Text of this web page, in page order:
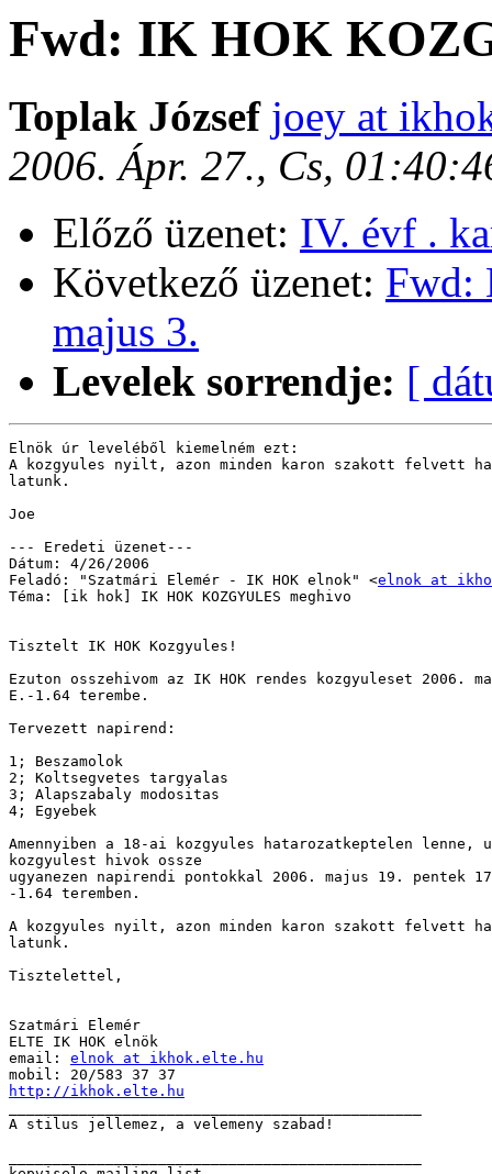
Fwd: IK HOK
Toplak József joey at
2006. Ápr. 27., Cs,
Előző üzenet: IV. évf .
Következő üzenet: Fwd:
majus 3.
Levelek sorrendje: [
Elnök úr leveléből kiemelném ezt:
A kozgyules nyilt, azon minden karon szakott felvett
latunk.
Joe
--- Eredeti üzenet---
Dátum: 4/26/2006
Feladó: "Szatmári Elemér - IK HOK elnok" <elnok at
Téma: [ik hok] IK HOK KOZGYULES meghivo
Tisztelt IK HOK Kozgyules!
Ezuton osszehivom az IK HOK rendes kozgyuleset 2006.
E.-1.64 terembe.
Tervezett napirend:
1; Beszamolok
2; Koltsegvetes targyalas
3; Alapszabaly modositas
4; Egyebek
Amennyiben a 18-ai kozgyules hatarozatkeptelen lenne,
kozgyulest hivok ossze
ugyanezen napirendi pontokkal 2006. majus 19. pentek
-1.64 teremben.
A kozgyules nyilt, azon minden karon szakott felvett
latunk.
Tisztelettel,
Szatmári Elemér
ELTE IK HOK elnök
email: elnok at ikhok.elte.hu
http://ikhok.elte.hu
A stilus jellemez, a velemeny szabad!